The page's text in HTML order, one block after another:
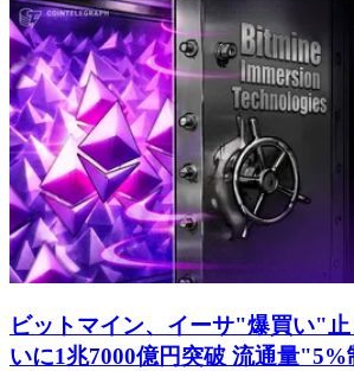
ビットマイン、イーサ"爆買い"
いに1兆7000億円突破 流通量